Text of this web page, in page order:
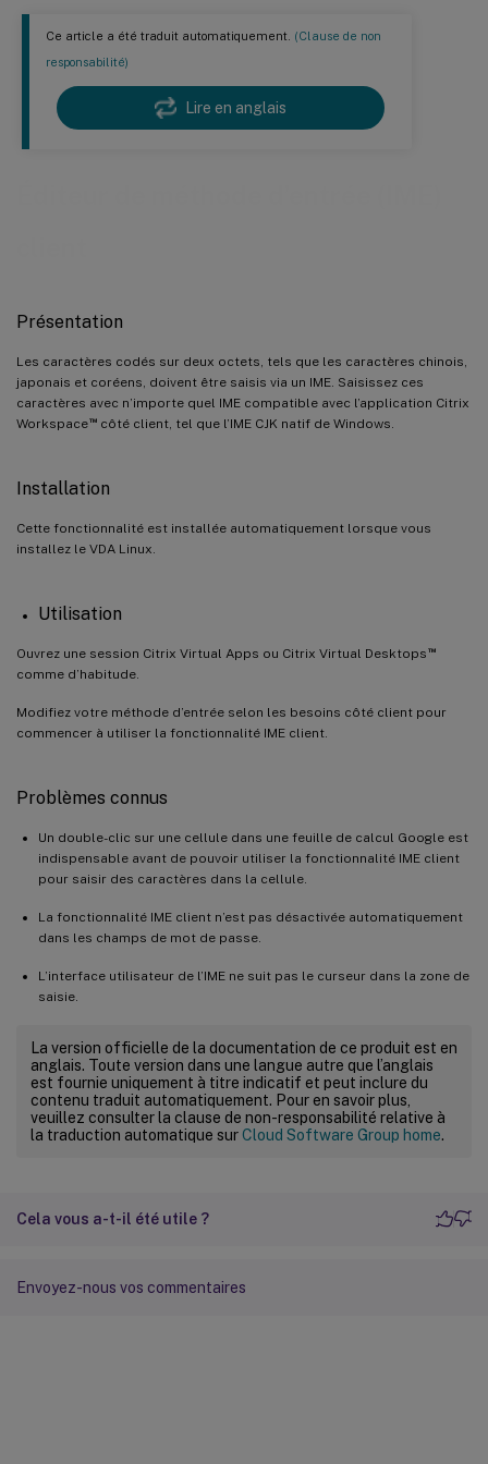
Ce article a été traduit automatiquement. (Clause de non
responsabilité)
Lire en anglais
Présentation
Les caractères codés sur deux octets, tels que les caractères chinois,
japonais et coréens, doivent être saisis via un IME. Saisissez ces
caractères avec n’importe quel IME compatible avec l’application Citrix
Workspace™côté client, tel que l’IME CJK natif de Windows.
Installation
Cette fonctionnalité est installée automatiquement lorsque vous
installez le VDA Linux.
Utilisation
Ouvrez une session Citrix Virtual Apps ou Citrix Virtual Desktops ™
comme d’habitude.
Modifiez votre méthode d’entrée selon les besoins côté client pour
commencer à utiliser la fonctionnalité IME client.
Problèmes connus
Un double-clic sur une cellule dans une feuille de calcul Google est
indispensable avant de pouvoir utiliser la fonctionnalité IME client
pour saisir des caractères dans la cellule.
La fonctionnalité IME client n’est pas désactivée automatiquement
dans les champs de mot de passe.
L’interface utilisateur de l’IME ne suit pas le curseur dans la zone de
saisie.
La version officielle de la documentation de ce produit est en
anglais. Toute version dans une langue autre que l’anglais
est fournie uniquement à titre indicatif et peut inclure du
contenu traduit automatiquement. Pour en savoir plus,
veuillez consulter la clause de non-responsabilité relative à
la traduction automatique surCloud Software Group home.
Cela vous a-t-il été utile ?
Envoyez-nous vos commentaires